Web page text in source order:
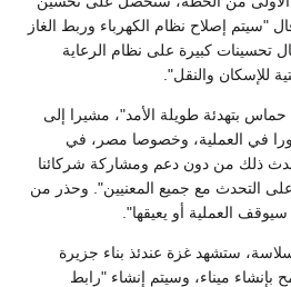
إصلاح نظام الكهرباء وربط الغاز
تحسينات كبيرة على نظام الرعاية
للإسكان والنقل".
بتهدئة طويلة الأمد"، مشيرا إلى
في العملية، وخصوصا مصر، في
ذلك من دون دعم ومشاركة شركائنا
التحدث مع جميع المعنيين". وحذر من
العملية أو يعيقها".
ستشهد غزة عندئذ بناء جزيرة
بإنشاء ميناء، وسيتم إنشاء "رابط